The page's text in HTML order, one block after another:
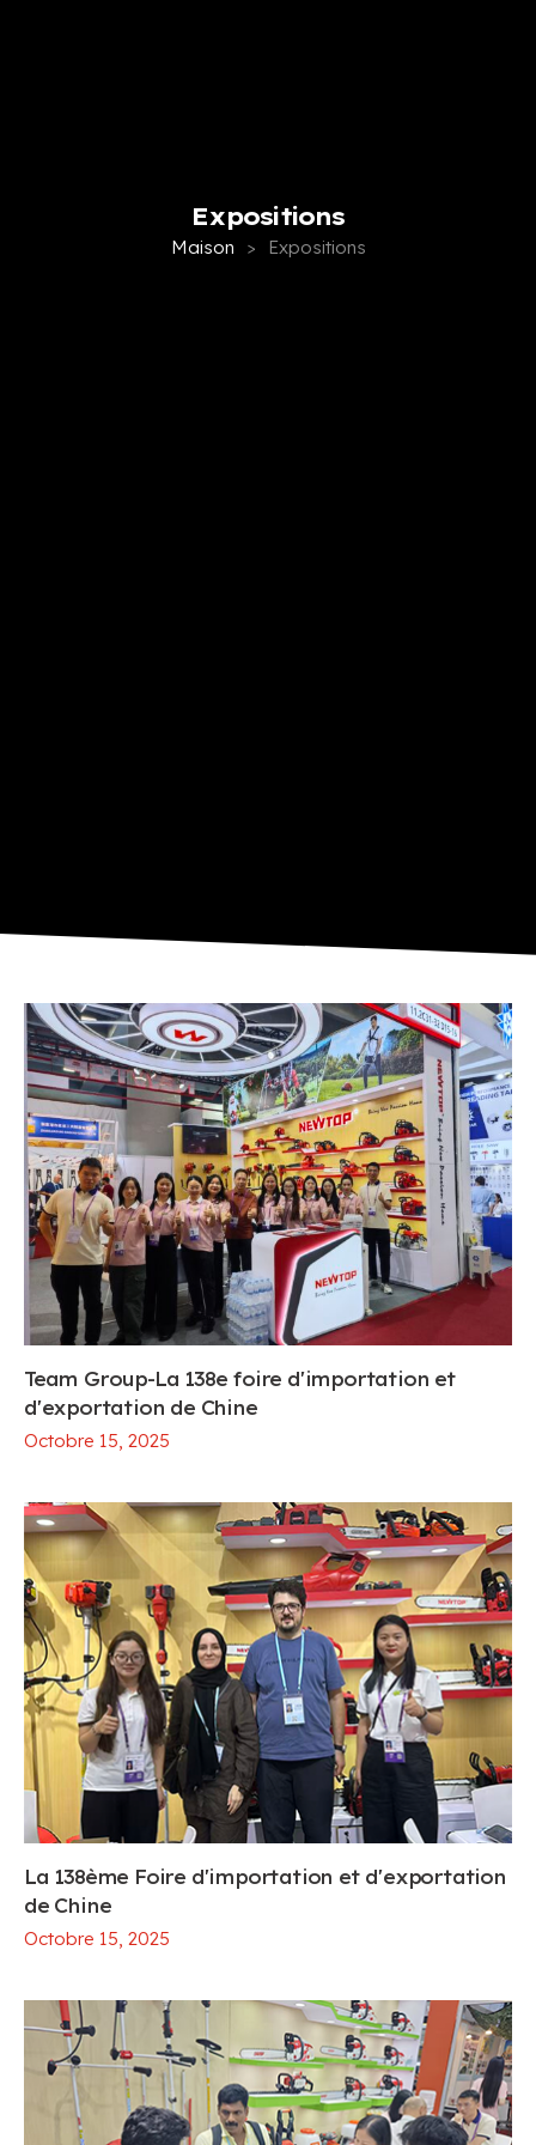
Expositions
Maison > Expositions
Team Group-La 138e foire d'importation et
d'exportation de Chine
Octobre 15, 2025
La 138ème Foire d'importation et d'exportation
de Chine
Octobre 15, 2025